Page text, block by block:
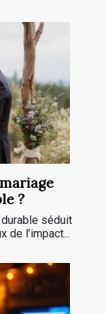
?
séduit
de l’impact...